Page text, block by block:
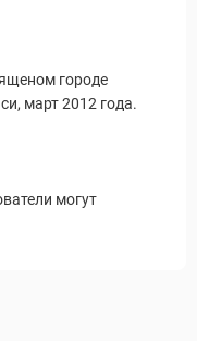
городе
март 2012 года.
могут